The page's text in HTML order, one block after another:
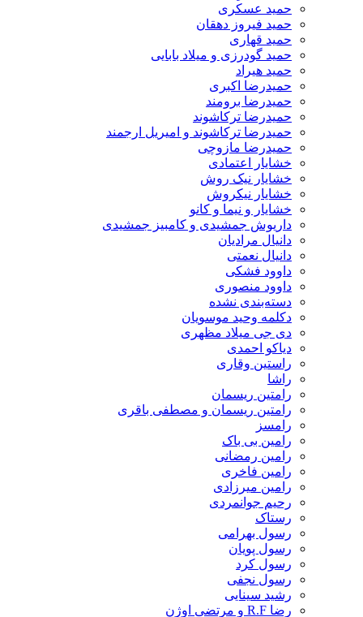
حمید عسکری
حمید فیروز دهقان
حمید قهاری
حمید گودرزی و میلاد بابایی
حمید هیراد
حمیدرضا اکبری
حمیدرضا برومند
حمیدرضا ترکاشوند
حمیدرضا ترکاشوند و امیریل ارجمند
حمیدرضا مازوچی
خشایار اعتمادی
خشایار نیک روش
خشایار نیکروش
خشایار و نیما و کانو
داریوش جمشیدی و کامبیز جمشیدی
دانیال مرادیان
دانیال نعمتی
داوود فشکی
داوود منصوری
دسته‌بندی نشده
دکلمه وحید موسویان
دی جی میلاد مظهری
دیاکو احمدی
راستین وقاری
رامتین ریسمان
رامتین ریسمان و مصطفی باقری
رامسز
رامین بی باک
رامین رمضانی
رامین فاخری
رامین میرزادی
رحیم جوانمردی
رستاک
رسول بهرامی
رسول پویان
رسول کرد
رسول نجفی
رشید سینایی